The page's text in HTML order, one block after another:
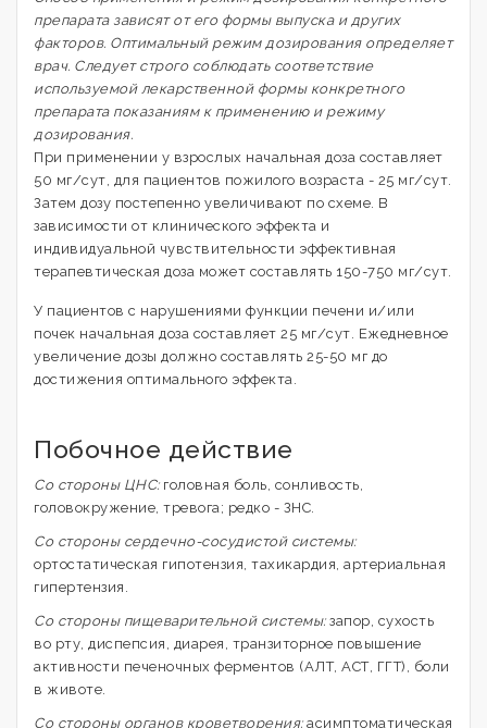
препарата зависят от его формы выпуска и других
факторов. Оптимальный режим дозирования определяет
врач. Следует строго соблюдать соответствие
используемой лекарственной формы конкретного
препарата показаниям к применению и режиму
дозирования.
При применении у взрослых начальная доза составляет
50 мг/сут, для пациентов пожилого возраста - 25 мг/сут.
Затем дозу постепенно увеличивают по схеме. В
зависимости от клинического эффекта и
индивидуальной чувствительности эффективная
терапевтическая доза может составлять 150-750 мг/сут.
У пациентов с нарушениями функции печени и/или
почек начальная доза составляет 25 мг/сут. Ежедневное
увеличение дозы должно составлять 25-50 мг до
достижения оптимального эффекта.
Побочное действие
Со стороны ЦНС:головная боль, сонливость,
головокружение, тревога; редко - ЗНС.
Со стороны сердечно-сосудистой системы:
ортостатическая гипотензия, тахикардия, артериальная
гипертензия.
Со стороны пищеварительной системы:запор, сухость
во рту, диспепсия, диарея, транзиторное повышение
активности печеночных ферментов (АЛТ, АСТ, ГГТ), боли
в животе.
Со стороны органов кроветворения:асимптоматическая